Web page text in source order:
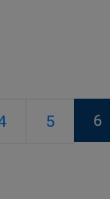
5 6